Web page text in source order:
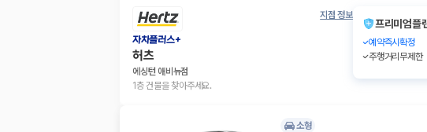
지점 정보
자차플러스+
허츠
에싱턴 애비뉴점
1층 건물을 찾아주세요.
프리미엄플
예약즉시확정
주행거리무제한
소형